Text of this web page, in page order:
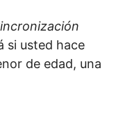
si usted hace
de edad, una